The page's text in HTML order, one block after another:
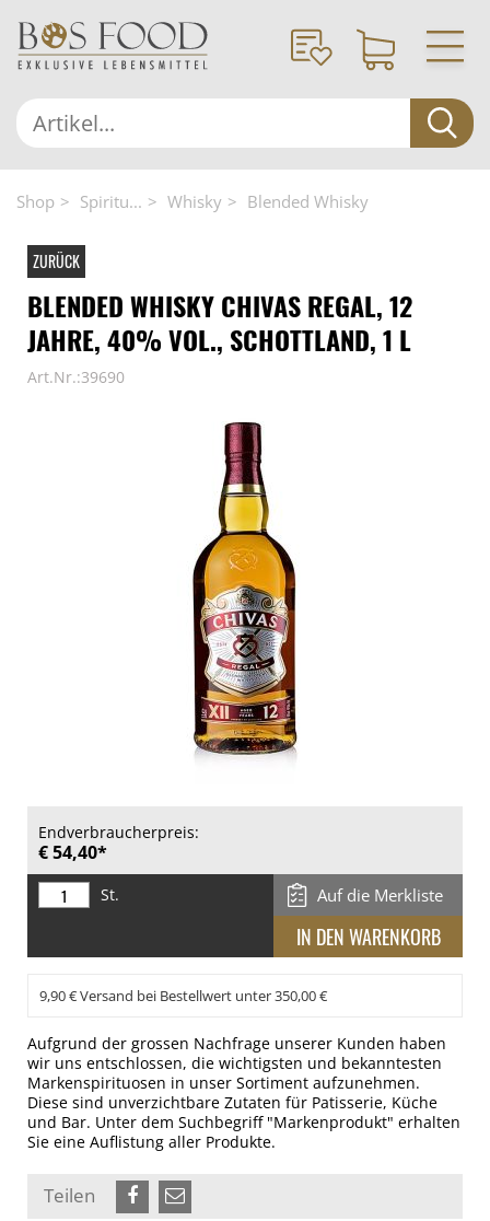
Shop Spiritu... Whisky Blended Whisky
ZURÜCK
BLENDED WHISKY CHIVAS REGAL, 12
JAHRE, 40% VOL., SCHOTTLAND, 1 L
Art.Nr.:39690
Endverbraucherpreis:
€ 54,40*
St. Auf die Merkliste
9,90 € Versand bei Bestellwert unter 350,00 €
Aufgrund der grossen Nachfrage unserer Kunden haben
wir uns entschlossen, die wichtigsten und bekanntesten
Markenspirituosen in unser Sortiment aufzunehmen.
Diese sind unverzichtbare Zutaten für Patisserie, Küche
und Bar. Unter dem Suchbegriff "Markenprodukt" erhalten
Sie eine Auflistung aller Produkte.
Teilen